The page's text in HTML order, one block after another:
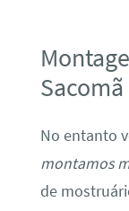
Sacomã
No entanto
montamos
de